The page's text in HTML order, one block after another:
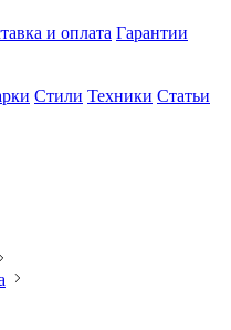
и оплата Гарантии
Стили Техники Статьи